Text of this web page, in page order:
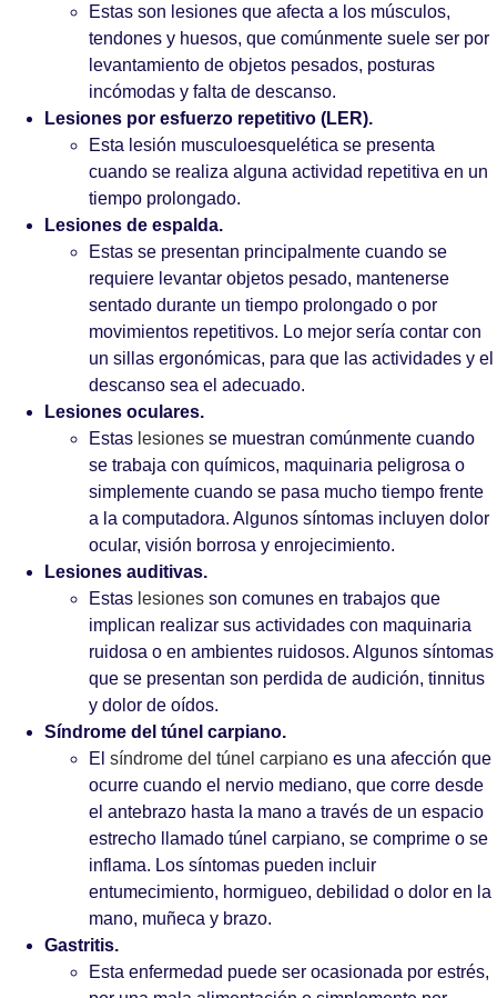
Estas son lesiones que afecta a los músculos,
tendones y huesos, que comúnmente suele ser por
levantamiento de objetos pesados, posturas
incómodas y falta de descanso.
Lesiones por esfuerzo repetitivo (LER).
Esta lesión musculoesquelética se presenta
cuando se realiza alguna actividad repetitiva en un
tiempo prolongado.
Lesiones de espalda.
Estas se presentan principalmente cuando se
requiere levantar objetos pesado, mantenerse
sentado durante un tiempo prolongado o por
movimientos repetitivos. Lo mejor sería contar con
un sillas ergonómicas, para que las actividades y el
descanso sea el adecuado.
Lesiones oculares.
Estas lesiones se muestran comúnmente cuando
se trabaja con químicos, maquinaria peligrosa o
simplemente cuando se pasa mucho tiempo frente
a la computadora. Algunos síntomas incluyen dolor
ocular, visión borrosa y enrojecimiento.
Lesiones auditivas.
Estas lesiones son comunes en trabajos que
implican realizar sus actividades con maquinaria
ruidosa o en ambientes ruidosos. Algunos síntomas
que se presentan son perdida de audición, tinnitus
y dolor de oídos.
Síndrome del túnel carpiano.
El síndrome del túnel carpiano es una afección que
ocurre cuando el nervio mediano, que corre desde
el antebrazo hasta la mano a través de un espacio
estrecho llamado túnel carpiano, se comprime o se
inflama. Los síntomas pueden incluir
entumecimiento, hormigueo, debilidad o dolor en la
mano, muñeca y brazo.
Gastritis.
Esta enfermedad puede ser ocasionada por estrés,